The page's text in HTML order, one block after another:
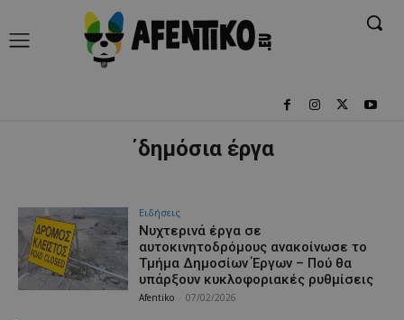
΄δημόσια έργα
Ειδήσεις
Νυχτερινά έργα σε
αυτοκινητοδρόμους ανακοίνωσε το
Τμήμα Δημοσίων Έργων – Πού θα
υπάρξουν κυκλοφοριακές ρυθμίσεις
Afentiko 07/02/2026